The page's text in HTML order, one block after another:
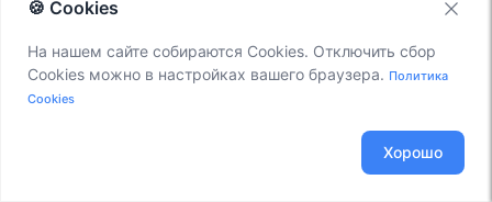
FOR
ВНУТРЕННИЕ НОМЕРА CALL-ФАЙЛ CHANNEL
OUTBOUND
🍪 Cookies
На нашем сайте собираются Cookies. Отключить сбор
Cookies можно в настройках вашего браузера. Политика
Cookies
Хорошо